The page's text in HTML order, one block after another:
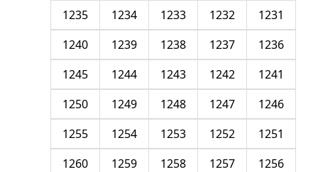
1231
1232
1233
1234
1235
1236
1237
1238
1239
1240
1241
1242
1243
1244
1245
1246
1247
1248
1249
1250
1251
1252
1253
1254
1255
1256
1257
1258
1259
1260